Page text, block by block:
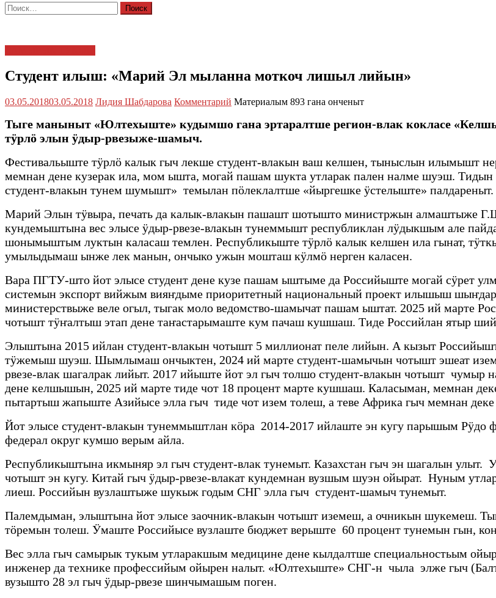
Найти:
Студент илыш: «Марий Эл мыланна моткоч лишыл лийын»
03.05.201803.05.2018 Лидия Шабдарова Комментарий Материалым 893 гана онченыт
Тыге маныныт «Юлтехыште» кудымшо гана эртаралтше регион-влак кокласе
тӱрлӧ элын ӱдыр-рвезыже-шамыч.
Фестивальыште тӱрлӧ калык гыч лекше студент-влакын ваш келшен, тыныслын илымышт
мемнан дене кузерак ила, мом ышта, могай пашам шукта утларак пален налме шуэш. Тидын
студент-влакын тунем шумышт» темылан пӧлеклалтше «йыргешке ӱстелыште» палдареныт.
Марий Элын тӱвыра, печать да калык-влакын пашашт шотышто министржын алмаштыже
кундемыштына вес элысе ӱдыр-рвезе-влакын тунеммышт республиклан лӱдыкшым але
шонымыштым луктын каласаш темлен. Республикыште тӱрлӧ калык келшен ила гынат,
умылыдымаш ынже лек манын, ончыко ужын мошташ кӱлмӧ нерген каласен.
Вара ПГТУ-што йот элысе студент дене кузе пашам ыштыме да Российыште могай сӱрет
системын экспорт вийжым вияҥдыме приоритетный национальный проект илышыш
министерствыже веле огыл, тыгак моло ведомство-шамычат пашам ыштат. 2025 ий марте
чотышт тӱҥалтыш этап дене таҥастарымаште кум пачаш кушшаш. Тиде Российлан ятыр
Элыштына 2015 ийлан студент-влакын чотышт 5 миллионат пеле лийын. А кызыт
тӱжемыш шуэш. Шымлымаш ончыктен, 2024 ий марте студент-шамычын чотышт эшеат
рвезе-влак шагалрак лийыт. 2017 ийыште йот эл гыч толшо студент-влакын чотышт
дене келшышын, 2025 ий марте тиде чот 18 процент марте кушшаш. Каласыман, мемнан
пытартыш жапыште Азийысе элла гыч тиде чот изем толеш, а теве Африка гыч мемнан
Йот элысе студент-влакын тунеммыштлан кӧра 2014-2017 ийлаште эн кугу парышым
федерал округ кумшо верым айла.
Республикыштына икмыняр эл гыч студент-влак тунемыт. Казахстан гыч эн шагалын улыт.
чотышт эн кугу. Китай гыч ӱдыр-рвезе-влакат кундемнан вузшым шуэн ойырат. Нуным
лиеш. Российын вузлаштыже шукыж годым СНГ элла гыч студент-шамыч тунемыт.
Палемдыман, элыштына йот элысе заочник-влакын чотышт иземеш, а очникын шукемеш.
тӧремын толеш. Ӱмаште Российысе вузлаште бюджет верыште 60 процент тунемын гын,
Вес элла гыч самырык тукым утларакшым медицине дене кылдалтше специальностьым
инженер да технике профессийым ойырен налыт. «Юлтехыште» СНГ-н чыла элже гыч
вузышто 28 эл гыч ӱдыр-рвезе шинчымашым поген.